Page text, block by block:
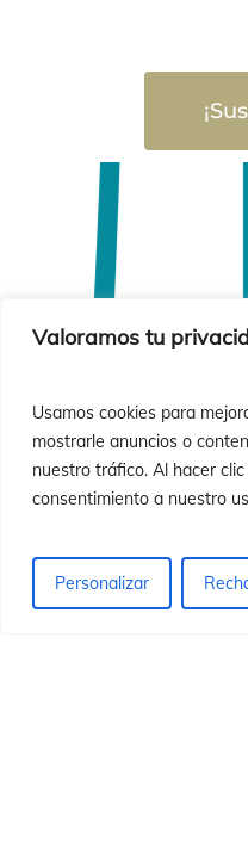
Valoramos tu
Usamos cookies para
mostrarle anuncios o
nuestro tráfico. Al hacer
consentimiento a nuestro
Personalizar